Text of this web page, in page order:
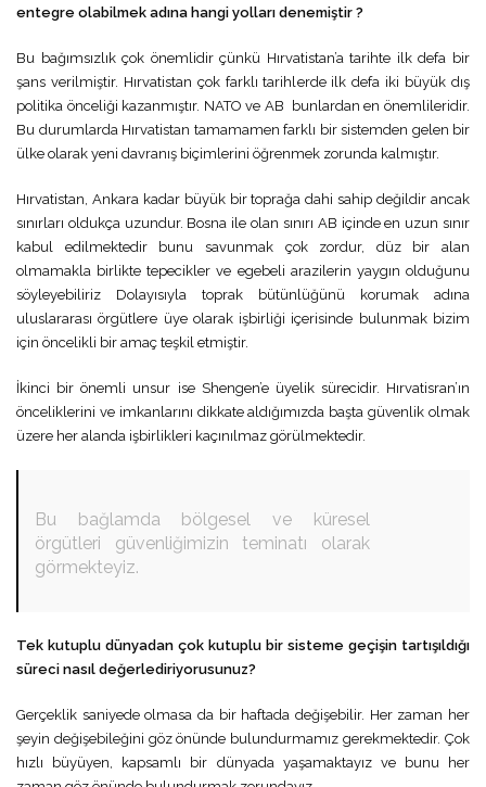
entegre olabilmek adına hangi yolları denemiştir ?
Bu bağımsızlık çok önemlidir çünkü Hırvatistan’a tarihte ilk defa bir
şans verilmiştir. Hırvatistan çok farklı tarihlerde ilk defa iki büyük dış
politika önceliği kazanmıştır. NATO ve AB bunlardan en önemlileridir.
Bu durumlarda Hırvatistan tamamamen farklı bir sistemden gelen bir
ülke olarak yeni davranış biçimlerini öğrenmek zorunda kalmıştır.
Hırvatistan, Ankara kadar büyük bir toprağa dahi sahip değildir ancak
sınırları oldukça uzundur. Bosna ile olan sınırı AB içinde en uzun sınır
kabul edilmektedir bunu savunmak çok zordur, düz bir alan
olmamakla birlikte tepecikler ve egebeli arazilerin yaygın olduğunu
söyleyebiliriz Dolayısıyla toprak bütünlüğünü korumak adına
uluslararası örgütlere üye olarak işbirliği içerisinde bulunmak bizim
için öncelikli bir amaç teşkil etmiştir.
İkinci bir önemli unsur ise Shengen’e üyelik sürecidir. Hırvatisran’ın
önceliklerini ve imkanlarını dikkate aldığımızda başta güvenlik olmak
üzere her alanda işbirlikleri kaçınılmaz görülmektedir.
Bu bağlamda bölgesel ve küresel
örgütleri güvenliğimizin teminatı olarak
görmekteyiz.
Tek kutuplu dünyadan çok kutuplu bir sisteme geçişin tartışıldığı
süreci nasıl değerlediriyorusunuz?
Gerçeklik saniyede olmasa da bir haftada değişebilir. Her zaman her
şeyin değişebileğini göz önünde bulundurmamız gerekmektedir. Çok
hızlı büyüyen, kapsamlı bir dünyada yaşamaktayız ve bunu her